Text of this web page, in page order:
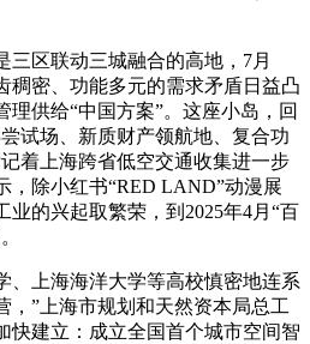
区联动三城融合的高地，7月
稠密、功能多元的需求矛盾日益凸
理供给“中国方案”。这座小岛，回
试场、新质财产领航地、复合功
着上海跨省低空交通收集进一步
除小红书“RED LAND”动漫展
业的兴起取繁荣，到2025年4月“百
上海海洋大学等高校慎密地连系
，”上海市规划和天然资本局总工
快建立：成立全国首个城市空间智